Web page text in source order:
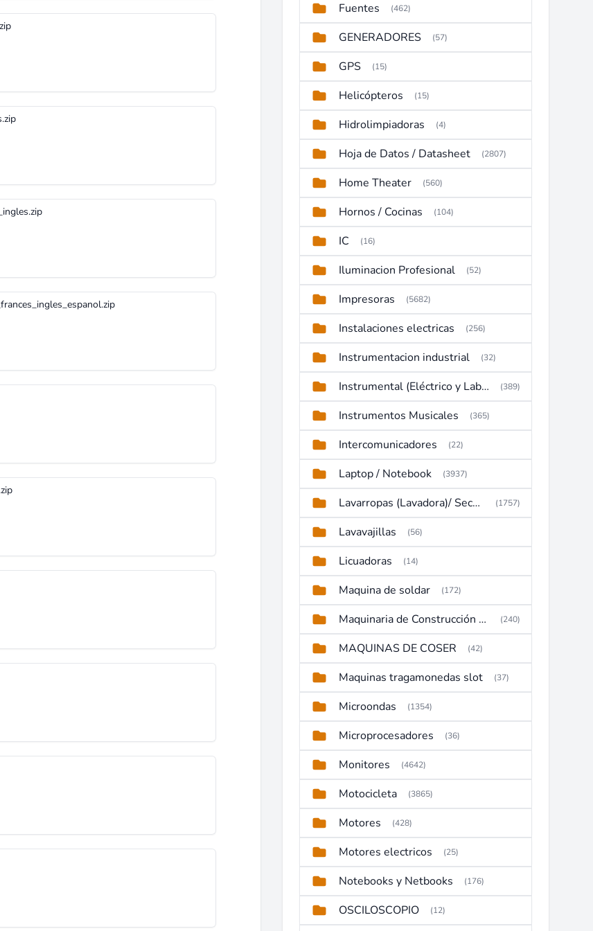
Fuentes (462)
GENERADORES (57)
GPS (15)
Helicópteros (15)
Hidrolimpiadoras (4)
Hoja de Datos / Datasheet (2807)
Home Theater (560)
Hornos / Cocinas (104)
IC (16)
Iluminacion Profesional (52)
Impresoras (5682)
Instalaciones electricas (256)
Instrumentacion industrial (32)
Instrumental (Eléctrico y Laboratorio) (389)
Instrumentos Musicales (365)
Intercomunicadores (22)
Laptop / Notebook (3937)
Lavarropas (Lavadora)/ Secadoras (1757)
Lavavajillas (56)
Licuadoras (14)
Maquina de soldar (172)
Maquinaria de Construcción (Maquinaria Pesada) (240)
MAQUINAS DE COSER (42)
Maquinas tragamonedas slot (37)
Microondas (1354)
Microprocesadores (36)
Monitores (4642)
Motocicleta (3865)
Motores (428)
Motores electricos (25)
Notebooks y Netbooks (176)
OSCILOSCOPIO (12)